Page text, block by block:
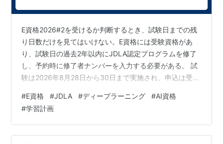
E資格2026#2を受けるか判断するとき、試験日までの残
り日数だけを見てはいけない。E資格には受験資格があ
り、試験日の過去2年以内にJDLA認定プログラムを修了
し、予約時に修了者ナンバーを入力する必要がある。 試
験は2026年8月28日から30日まで実施され、申込は受験
で待てるという意味ではない。認定講座の課題、修了判
定、修了者ナンバーの発行、希望会場の空席まで逆算す
る必要がある。 結論として、すでにPython・数学・機械
学習の基礎があり、E2026#2対応講座を修了できる人は
#E資格 #JDLA #ディープラーニング #AI資格
#学習計画